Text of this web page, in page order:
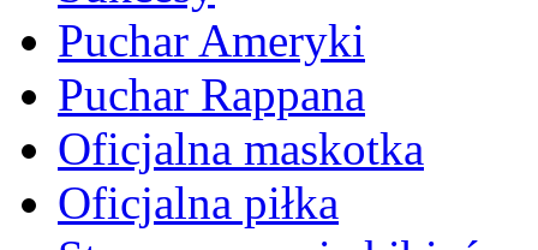
Puchar Ameryki
Puchar Rappana
Oficjalna maskotka
Oficjalna piłka